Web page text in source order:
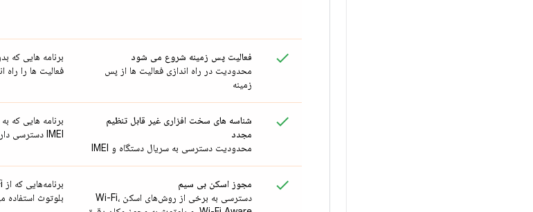
فعالیت پس زمینه شروع می شود
محدودیت در راه اندازی فعالیت ها از پس
زمینه
برنامه هایی که
فعالیت ها را راه
شناسه های سخت افزاری غیر قابل تنظیم
مجدد
محدودیت دسترسی به سریال دستگاه و IMEI
برنامه هایی که
IMEI دسترسی دارند
مجوز اسکن بی سیم
دسترسی به برخی از روش‌های اسکن Wi-Fi،
بلوتوث استفاده